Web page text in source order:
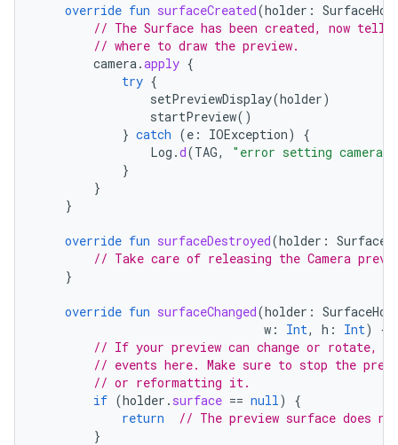
override fun surfaceCreated(holder :
// The Surface has been created, now tell
// where to draw the preview.
camera.apply {
try {
setPreviewDisplay(holder)
startPreview()
} catch (e : IOException)
{
Log .d(TAG,
"error setting camera
}
}
}
override fun surfaceDestroyed(holder :
// Take care of releasing the Camera
}
override fun surfaceChanged(holder :
w : Int, h : Int)
{
// If your preview can change or rotate,
// events here. Make sure to stop the
// or reformatting it.
if (holder . surface == null)
{
return
// The preview surface does
}